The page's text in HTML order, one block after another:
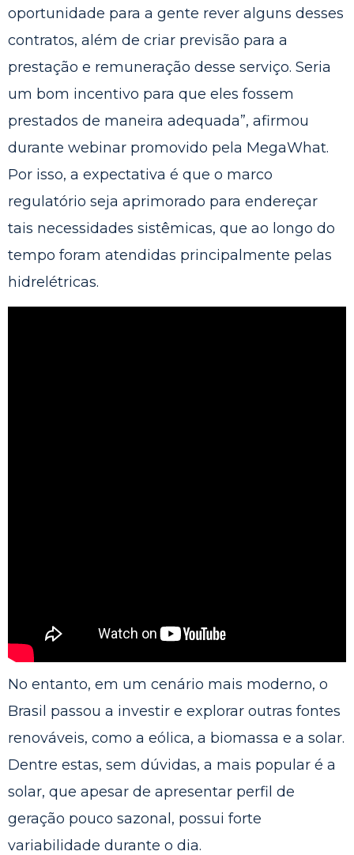
oportunidade para a gente rever alguns desses
contratos, além de criar previsão para a
prestação e remuneração desse serviço. Seria
um bom incentivo para que eles fossem
prestados de maneira adequada”, afirmou
durante webinar promovido pela MegaWhat.
Por isso, a expectativa é que o marco
regulatório seja aprimorado para endereçar
tais necessidades sistêmicas, que ao longo do
tempo foram atendidas principalmente pelas
hidrelétricas.
No entanto, em um cenário mais moderno, o
Brasil passou a investir e explorar outras fontes
renováveis, como a eólica, a biomassa e a solar.
Dentre estas, sem dúvidas, a mais popular é a
solar, que apesar de apresentar perfil de
geração pouco sazonal, possui forte
variabilidade durante o dia.